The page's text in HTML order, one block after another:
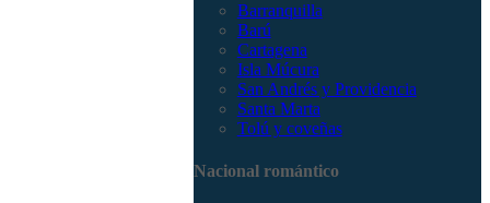
Barranquilla
Barú
Cartagena
Isla Múcura
San Andrés y Providencia
Santa Marta
Tolú y coveñas
Nacional romántico